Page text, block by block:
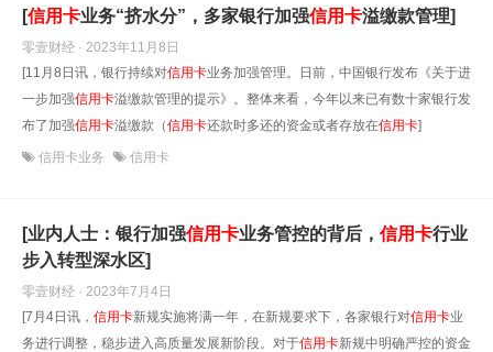
[信用卡业务“挤水分”，多家银行加强信用卡溢缴款管理]
零壹财经 · 2023年11月8日
[11月8日讯，银行持续对信用卡业务加强管理。日前，中国银行发布《关于进
一步加强信用卡溢缴款管理的提示》。整体来看，今年以来已有数十家银行发
布了加强信用卡溢缴款（信用卡还款时多还的资金或者存放在信用卡]
信用卡业务 信用卡
[业内人士：银行加强信用卡业务管控的背后， 信用卡行业
步入转型深水区]
零壹财经 · 2023年7月4日
[7月4日讯， 信用卡新规实施将满一年，在新规要求下，各家银行对信用卡业
务进行调整，稳步进入高质量发展新阶段。对于信用卡新规中明确严控的资金